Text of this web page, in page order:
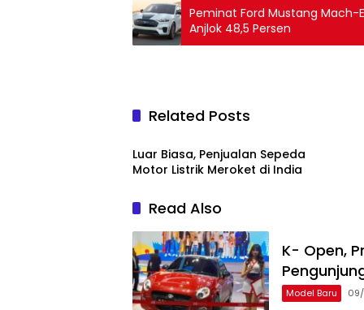
Peminat Ford Mustang Mach-
Anjlok 48,5 Persen
Related Posts
Bisnis
Luar Biasa, Penjualan Sepeda
Motor Listrik Meroket di India
Read Also
K- Open,
Model Baru